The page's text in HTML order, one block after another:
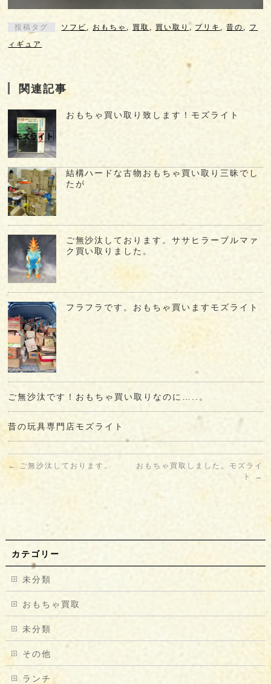
投稿タグ ソフビ , おもちゃ , 買取 , 買い取り, ブリキ ,昔の , フ
ィギュア
関連記事
おもちゃ買い取り致します！モズライト
結構ハードな古物おもちゃ買い取り三昧でし
たが
ご無沙汰しております。ササヒラーブルマァ
ク買い取りました。
フラフラです。おもちゃ買いますモズライト
ご無沙汰です！おもちゃ買い取りなのに…..。
昔の玩具専門店モズライト
← ご無沙汰しております。
おもちゃ買取しました。モズライ
ト
→
カテゴリー
未分類
おもちゃ買取
未分類
その他
ランチ